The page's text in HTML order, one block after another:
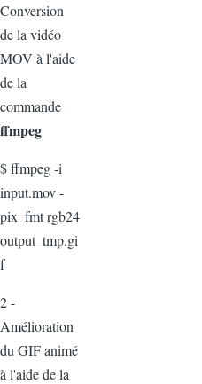
Conversion
de la vidéo
MOV à l'aide
de la
commande
ffmpeg
$ ffmpeg -i
input.mov -
pix_fmt rgb24
output_tmp.gi
f
2 -
Amélioration
du GIF animé
à l'aide de la